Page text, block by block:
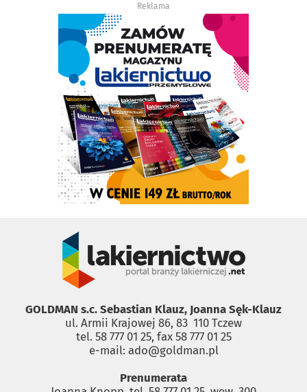
Reklama
GOLDMAN s.c. Sebastian Klauz, Joanna Sęk-Klauz
ul. Armii Krajowej 86, 83 ­ 110 Tczew
tel. 58 777 01 25, fax 58 777 01 25
e-mail: ado@goldman.pl
Prenumerata